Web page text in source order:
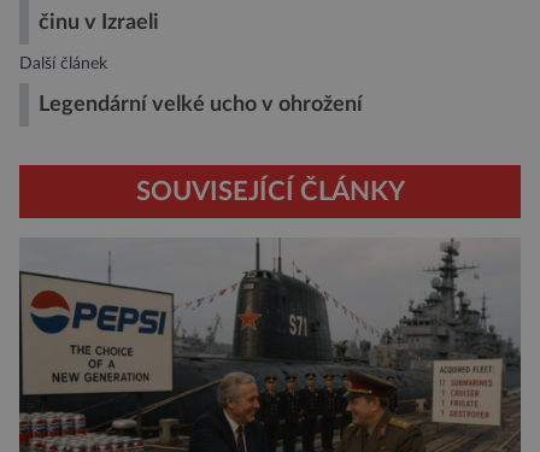
činu v Izraeli
Další článek
Legendární velké ucho v ohrožení
SOUVISEJÍCÍ ČLÁNKY